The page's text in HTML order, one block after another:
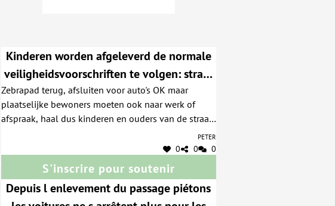
Kinderen worden afgeleverd de normale
veiligheidsvoorschriften te volgen: straat
wordt afgesloten als Schoolstraat en het
oude zebrapad is verdwenen. Loop maar
in het midden van de straat, steek gelijk
Zebrapad terug, afsluiten voor auto's OK maar
plaatselijke bewoners moeten ook naar werk of
afspraak, haal dus kinderen en ouders van de straat
en leer ze, ook met weinig verkeer, ermee rekeningPeter
0 0 0
S'inscrire pour soutenir
Depuis l enlevement du passage piétons